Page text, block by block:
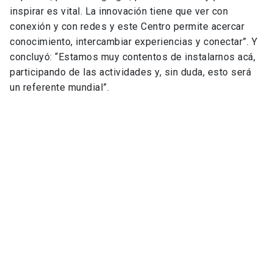
inspirar es vital. La innovación tiene que ver con
conexión y con redes y este Centro permite acercar
conocimiento, intercambiar experiencias y conectar”. Y
concluyó: “Estamos muy contentos de instalarnos acá,
participando de las actividades y, sin duda, esto será
un referente mundial”.